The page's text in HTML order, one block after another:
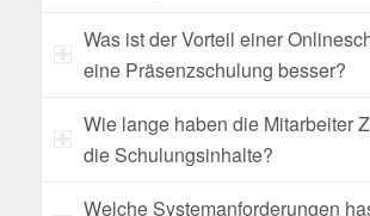
Was ist der Vorteil einer
eine Präsenzschulung besser?
Wie lange haben die Mitarbeiter
die Schulungsinhalte?
Welche Systemanforderungen